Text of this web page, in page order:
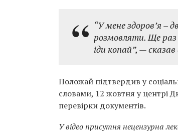
“У мене здоров’я –
розмовляти. Ще раз
іди копай”, — сказав
Положай підтвердив у
словами, 12 жовтня у центрі
перевірки документів.
У відео присутня нецензурна